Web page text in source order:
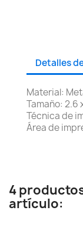
Detalles
Material:
Tamaño: 2.6
Técnica de
Área de
4
artículo: